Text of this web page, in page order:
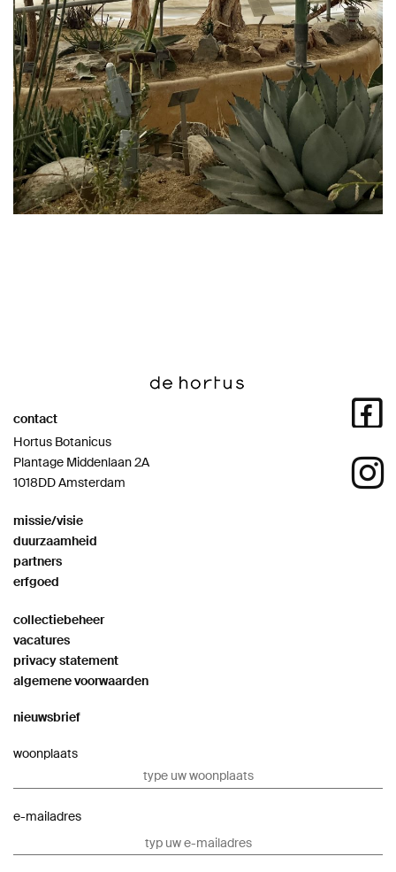
contact
Hortus Botanicus
Plantage Middenlaan 2A
1018DD Amsterdam
missie/visie
duurzaamheid
partners
erfgoed
collectiebeheer
vacatures
privacy statement
algemene voorwaarden
nieuwsbrief
woonplaats
e-mailadres